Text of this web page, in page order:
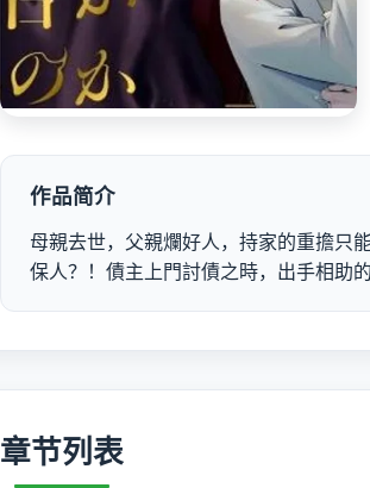
作品简介
母親去世，父親爛好人，持家的重擔只
保人？！債主上門討債之時，出手相
章节列表